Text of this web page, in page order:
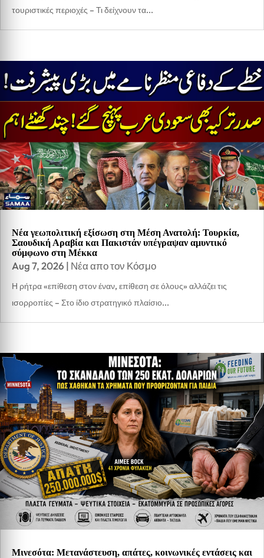
τουριστικές περιοχές – Τι δείχνουν τα...
Νέα γεωπολιτική εξίσωση στη Μέση Ανατολή: Τουρκία,
Σαουδική Αραβία και Πακιστάν υπέγραψαν αμυντικό
σύμφωνο στη Μέκκα
Aug 7, 2026 | Νέα απο τον Κόσμο
Η ρήτρα «επίθεση στον έναν, επίθεση σε όλους» αλλάζει τις
ισορροπίες – Στο ίδιο στρατηγικό πλαίσιο...
Μινεσότα: Μετανάστευση, απάτες, κοινωνικές εντάσεις και